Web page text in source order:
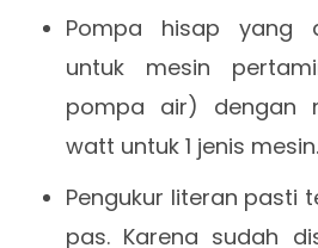
Pompa hisap yang
untuk mesin
pompa air) dengan
watt untuk 1 jenis mesin.
Pengukur literan pasti
pas. Karena sudah